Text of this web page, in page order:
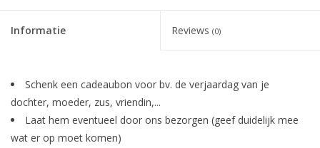
Informatie Reviews (0)
Schenk een cadeaubon voor bv. de verjaardag van je
dochter, moeder, zus, vriendin,...
Laat hem eventueel door ons bezorgen (geef duidelijk mee
wat er op moet komen)